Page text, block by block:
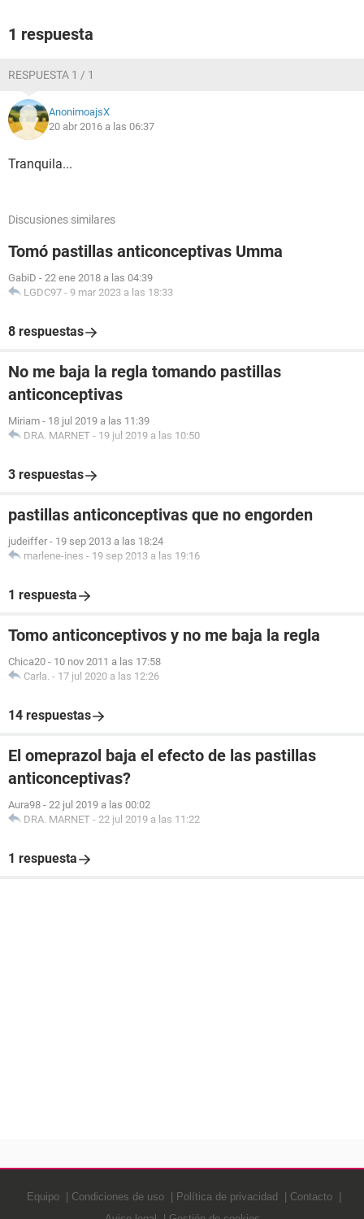
1 respuesta
RESPUESTA 1 / 1
AnonimoajsX
20 abr 2016 a las 06:37
Tranquila...
Discusiones similares
Tomó pastillas anticonceptivas Umma
GabiD - 22 ene 2018 a las 04:39
LGDC97 - 9 mar 2023 a las 18:33
8 respuestas
No me baja la regla tomando pastillas
anticonceptivas
Miriam - 18 jul 2019 a las 11:39
DRA. MARNET - 19 jul 2019 a las 10:50
3 respuestas
pastillas anticonceptivas que no engorden
judeiffer - 19 sep 2013 a las 18:24
marlene-ines - 19 sep 2013 a las 19:16
1 respuesta
Tomo anticonceptivos y no me baja la regla
Chica20 - 10 nov 2011 a las 17:58
Carla. - 17 jul 2020 a las 12:26
14 respuestas
El omeprazol baja el efecto de las pastillas
anticonceptivas?
Aura98 - 22 jul 2019 a las 00:02
DRA. MARNET - 22 jul 2019 a las 11:22
1 respuesta
Equipo Condiciones de uso Política de privacidad
Contacto